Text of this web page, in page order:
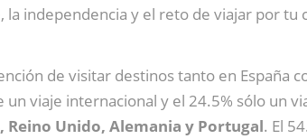
independencia y el reto de viajar por tu
de visitar destinos tanto en España
viaje internacional y el 24.5% sólo un
Reino Unido, Alemania y Portugal. El